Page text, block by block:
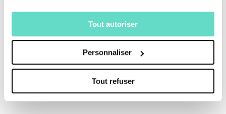
Tout autoriser
Personnaliser
Tout refuser
Tous Frères
Générations Laudato Si’
Agenda Culturel
JDS.tv
Nos émissions
Toutes nos vidéos